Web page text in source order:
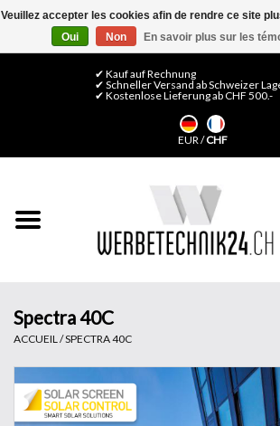
0 Articles - CHF 0,00
✔ Kauf auf Rechnung
✔ Schneller Versand ab Schweizer
✔ Kostenlose Lieferung ab CHF 500.-
EUR/CHF
Films de décoration
Finitions & Montage
Spectra 40C
ACCUEIL /SPECTRA 40C
Veuillez accepter les cookies afin de rendre ce site
Oui
Non En savoir plus sur les